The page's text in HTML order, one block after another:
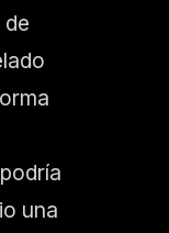
una